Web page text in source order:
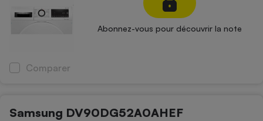
Abonnez-vous pour découvrir la note
Comparer
Samsung DV90DG52A0AHEF